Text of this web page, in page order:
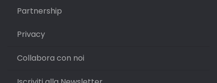
Partnership
Privacy
Collabora con noi